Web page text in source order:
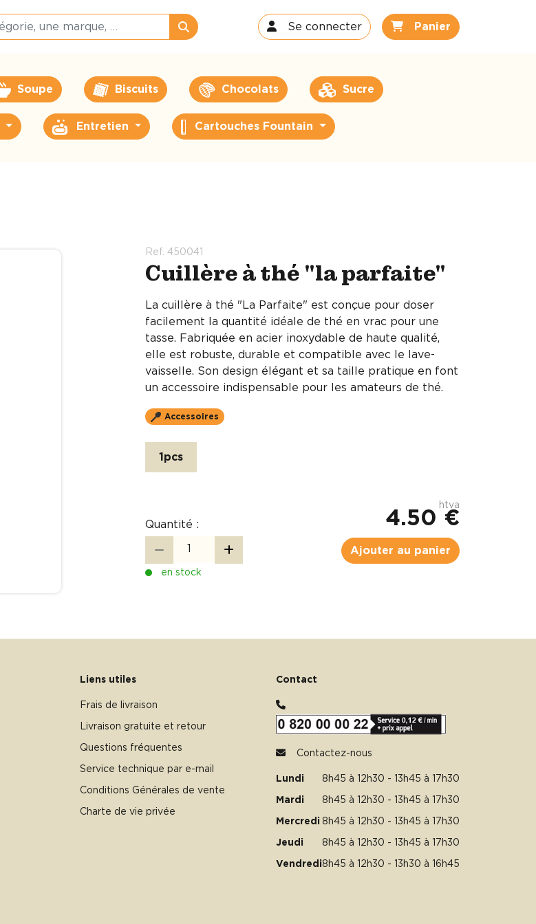
Se connecter Panier
Soupe Biscuits Chocolats Sucre
Entretien Cartouches Fountain
Ref. 450041
Cuillère à thé "la parfaite"
La cuillère à thé "La Parfaite" est conçue pour doser
facilement la quantité idéale de thé en vrac pour une
tasse. Fabriquée en acier inoxydable de haute qualité,
elle est robuste, durable et compatible avec le lave-
vaisselle. Son design élégant et sa taille pratique en font
un accessoire indispensable pour les amateurs de thé.
Accessoires
1pcs
Quantité :
htva
4.50 €
Ajouter au panier
en stock
Liens utiles
Frais de livraison
Livraison gratuite et retour
Questions fréquentes
Service technique par e-mail
Conditions Générales de vente
Charte de vie privée
Contact
Contactez-nous
Lundi 8h45 à 12h30 - 13h45 à 17h30
Mardi 8h45 à 12h30 - 13h45 à 17h30
Mercredi 8h45 à 12h30 - 13h45 à 17h30
Jeudi 8h45 à 12h30 - 13h45 à 17h30
Vendredi8h45 à 12h30 - 13h30 à 16h45